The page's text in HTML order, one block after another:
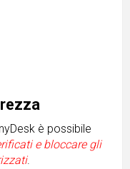
è possibile
e bloccare gli
.